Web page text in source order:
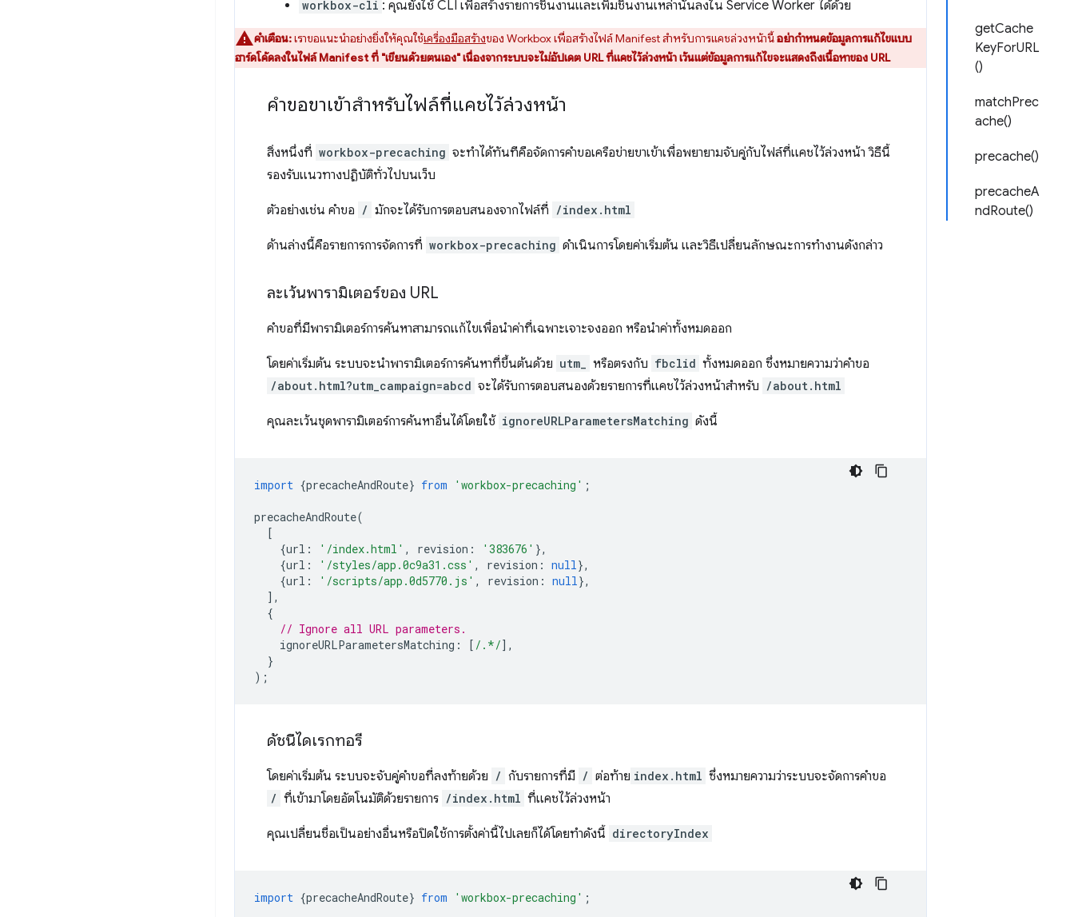
getCache
KeyForURL
()
matchPrec
ache()
precache()
precacheA
ndRoute()
workbox-cli : คุณยังใช้ CLI เพื่อสร้างรายการชิ้นงานและเพิ่มชิ้นงานเหล่านั้นลงใน Service Worker ได้ด้วย
คำเตือน:เราขอแนะนําอย่างยิ่งให้คุณใช้เครื่องมือสร้างของ Workbox เพื่อสร้างไฟล์ Manifest สำหรับการแคชล่วงหน้านี้อย่ากำหนดข้อมูลการแก้ไขแบบ
ฮาร์ดโค้ดลงในไฟล์ Manifest ที่ "เขียนด้วยตนเอง" เนื่องจากระบบจะไม่อัปเดต URL ที่แคชไว้ล่วงหน้า เว้นแต่ข้อมูลการแก้ไขจะแสดงถึงเนื้อหาของ URL
คำขอขาเข้าสำหรับไฟล์ที่แคชไว้ล่วงหน้า
สิ่งหนึ่งที่ workbox-precaching จะทําได้ทันทีคือจัดการคําขอเครือข่ายขาเข้าเพื่อพยายามจับคู่กับไฟล์ที่แคชไว้ล่วงหน้า วิธีนี้
รองรับแนวทางปฏิบัติทั่วไปบนเว็บ
ตัวอย่างเช่น คำขอ / มักจะได้รับการตอบสนองจากไฟล์ที่ /index.html
ด้านล่างนี้คือรายการการจัดการที่ workbox-precaching ดำเนินการโดยค่าเริ่มต้น และวิธีเปลี่ยนลักษณะการทำงานดังกล่าว
ละเว้นพารามิเตอร์ของ URL
คำขอที่มีพารามิเตอร์การค้นหาสามารถแก้ไขเพื่อนำค่าที่เฉพาะเจาะจงออก หรือนำค่าทั้งหมดออก
โดยค่าเริ่มต้น ระบบจะนำพารามิเตอร์การค้นหาที่ขึ้นต้นด้วย utm_ หรือตรงกับ fbclid ทั้งหมดออก ซึ่งหมายความว่าคำขอ
/about.html?utm_campaign=abcd จะได้รับการตอบสนองด้วยรายการที่แคชไว้ล่วงหน้าสำหรับ /about.html
คุณละเว้นชุดพารามิเตอร์การค้นหาอื่นได้โดยใช้ ignoreURLParametersMatching ดังนี้
import {precacheAndRoute} from 'workbox-precaching' ;
precacheAndRoute(
[
{url : '/index.html' , revision : '383676' },
{url : '/styles/app.0c9a31.css' , revision : null},
{url : '/scripts/app.0d5770.js' , revision : null},
],
{
// Ignore all URL parameters.
ignoreURLParametersMatching : [ /.*/],
}
);
ดัชนีไดเรกทอรี
โดยค่าเริ่มต้น ระบบจะจับคู่คำขอที่ลงท้ายด้วย / กับรายการที่มี / ต่อท้าย index.html ซึ่งหมายความว่าระบบจะจัดการคําขอ
/ ที่เข้ามาโดยอัตโนมัติด้วยรายการ /index.html ที่แคชไว้ล่วงหน้า
คุณเปลี่ยนชื่อเป็นอย่างอื่นหรือปิดใช้การตั้งค่านี้ไปเลยก็ได้โดยทำดังนี้ directoryIndex
import {precacheAndRoute} from 'workbox-precaching' ;